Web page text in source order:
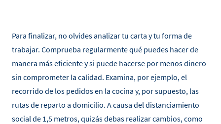
Para finalizar, no olvides analizar tu carta y tu forma de
trabajar. Comprueba regularmente qué puedes hacer de
manera más eficiente y si puede hacerse por menos dinero
sin comprometer la calidad. Examina, por ejemplo, el
recorrido de los pedidos en la cocina y, por supuesto, las
rutas de reparto a domicilio. A causa del distanciamiento
social de 1,5 metros, quizás debas realizar cambios, como